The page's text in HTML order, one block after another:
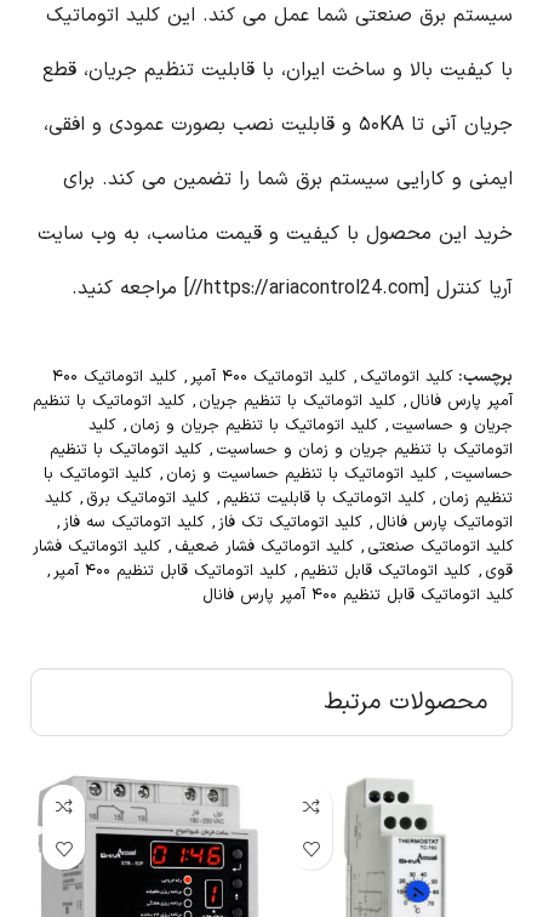
سیستم برق صنعتی شما عمل می کند. این کلید اتوماتیک
با کیفیت بالا و ساخت ایران، با قابلیت تنظیم جریان، قطع
جریان آنی تا ۵۰KA و قابلیت نصب بصورت عمودی و افقی،
ایمنی و کارایی سیستم برق شما را تضمین می کند. برای
خرید این محصول با کیفیت و قیمت مناسب، به وب سایت
آریا کنترل [https://ariacontrol24.com//] مراجعه کنید.
برچسب: کلید اتوماتیک , کلید اتوماتیک ۴۰۰ آمپر ,
کلید اتوماتیک ۴۰۰
آمپر پارس فانال , کلید اتوماتیک با تنظیم جریان , کلید اتوماتیک با تنظیم
جریان و حساسیت , کلید اتوماتیک با تنظیم جریان و زمان , کلید
اتوماتیک با تنظیم جریان و زمان و حساسیت , کلید اتوماتیک با تنظیم
حساسیت , کلید اتوماتیک با تنظیم حساسیت و زمان , کلید اتوماتیک با
تنظیم زمان , کلید اتوماتیک با قابلیت تنظیم , کلید اتوماتیک برق , کلید
اتوماتیک پارس فانال , کلید اتوماتیک تک فاز, کلید اتوماتیک سه فاز,
کلید اتوماتیک صنعتی , کلید اتوماتیک فشار ضعیف , کلید اتوماتیک فشار
قوی , کلید اتوماتیک قابل تنظیم , کلید اتوماتیک قابل تنظیم ۴۰۰ آمپر
,
کلید اتوماتیک قابل تنظیم ۴۰۰ آمپر پارس فانال
محصولات مرتبط